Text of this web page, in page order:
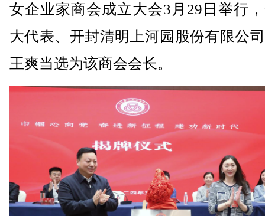
女企业家商会成立大会3月29日举行
大代表、开封清明上河园股份有限公
王爽当选为该商会会长。